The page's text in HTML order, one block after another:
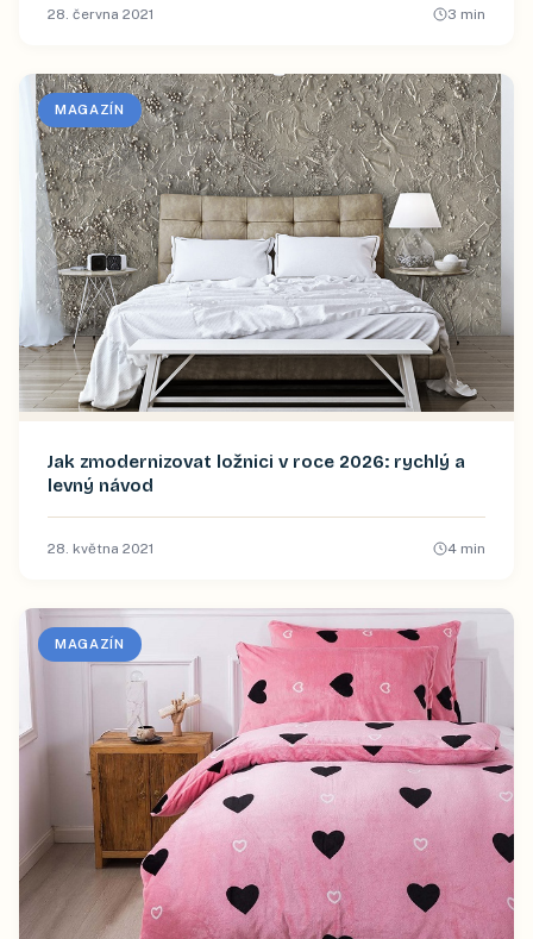
28. června 2021 3 min
MAGAZÍN
Jak zmodernizovat ložnici v roce 2026: rychlý a
levný návod
28. května 2021 4 min
MAGAZÍN